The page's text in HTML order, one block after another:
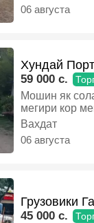
06 августа
Хундай
59 000 c.
Мошин як
мегири кор
бортовой
Вахдат
06 августа
Грузовики
45 000 c.